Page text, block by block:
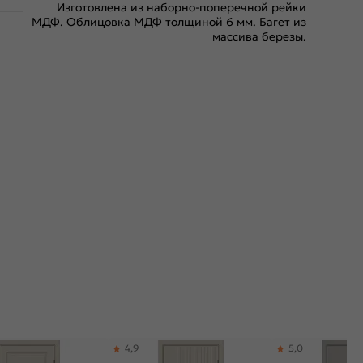
Изготовлена из наборно-поперечной рейки
МДФ. Облицовка МДФ толщиной 6 мм. Багет из
массива березы.
4,9 5,0